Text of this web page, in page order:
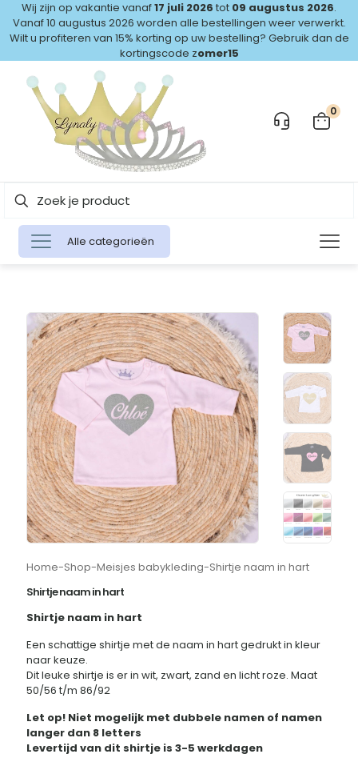
Wij zijn op vakantie vanaf17 juli 2026 tot 09 augustus 2026.
Vanaf 10 augustus 2026 worden alle bestellingen weer verwerkt.
Wilt u profiteren van 15% korting op uw bestelling? Gebruik dan de
kortingscode zomer15
0
Alle categorieën
Home-Shop-Meisjes babykleding-Shirtje naam in hart
Shirtje naam in hart
Shirtje naam in hart
Een schattige shirtje met de naam in hart gedrukt in kleur
naar keuze.
Dit leuke shirtje is er in wit, zwart, zand en licht roze. Maat
50/56 t/m 86/92
Let op! Niet mogelijk met dubbele namen of namen
langer dan 8 letters
Levertijd van dit shirtje is 3-5 werkdagen